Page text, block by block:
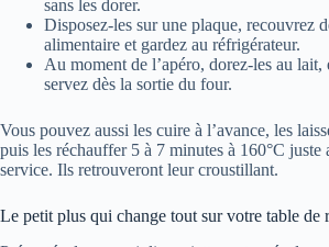
sans les dorer.
Disposez-les sur une plaque, recouvrez
alimentaire et gardez au réfrigérateur.
Au moment de l’apéro, dorez-les au lait,
servez dès la sortie du four.
Vous pouvez aussi les cuire à l’avance, les
puis les réchauffer 5 à 7 minutes à 160°C juste
service. Ils retrouveront leur croustillant.
Le petit plus qui change tout sur votre table de